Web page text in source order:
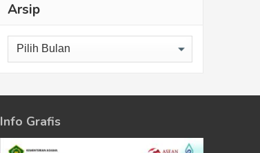
Arsip
Arsip
Info Grafis